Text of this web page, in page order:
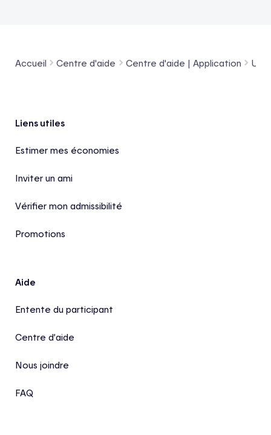
Accueil Centre d'aide Centre d'aide | Application
Pied de page
Liens utiles
Estimer mes économies
Inviter un ami
Vérifier mon admissibilité
Promotions
Aide
Entente du participant
Centre d’aide
Nous joindre
FAQ